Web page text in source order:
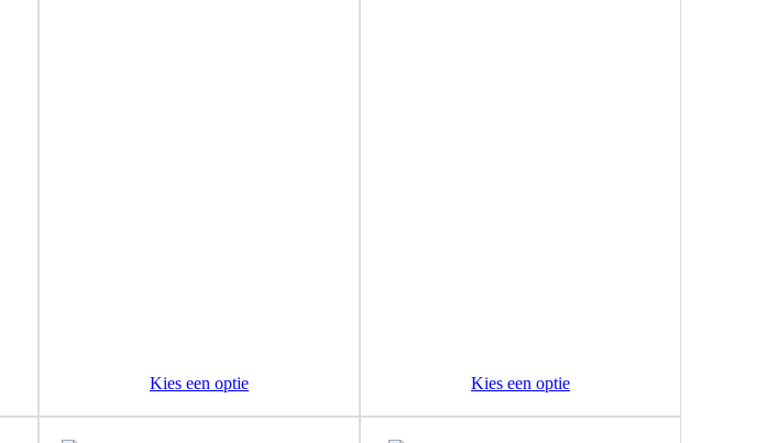
Kies een optie Kies een optie